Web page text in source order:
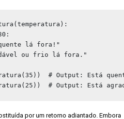
lá fora!"
ou frio lá fora."
# Output: Está
por um retorno adiantado. Embora